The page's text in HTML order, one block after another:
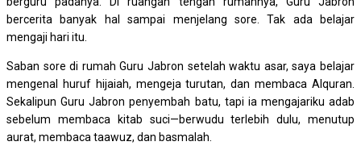
bercerita banyak hal sampai menjelang sore. Tak ada belajar
mengaji hari itu.
Saban sore di rumah Guru Jabron setelah waktu asar, saya belajar
mengenal huruf hijaiah, mengeja turutan, dan membaca Alquran.
Sekalipun Guru Jabron penyembah batu, tapi ia mengajariku adab
sebelum membaca kitab suci—berwudu terlebih dulu, menutup
aurat, membaca taawuz, dan basmalah.